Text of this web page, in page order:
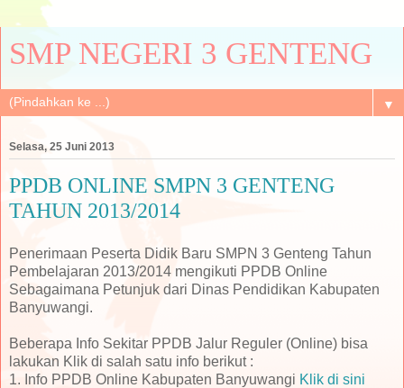
SMP NEGERI 3 GENTENG
▼
Selasa, 25 Juni 2013
PPDB ONLINE SMPN 3 GENTENG
TAHUN 2013/2014
Penerimaan Peserta Didik Baru SMPN 3 Genteng Tahun
Pembelajaran 2013/2014 mengikuti PPDB Online
Sebagaimana Petunjuk dari Dinas Pendidikan Kabupaten
Banyuwangi.
Beberapa Info Sekitar PPDB Jalur Reguler (Online) bisa
lakukan Klik di salah satu info berikut :
1. Info PPDB Online Kabupaten Banyuwangi Klik di sini